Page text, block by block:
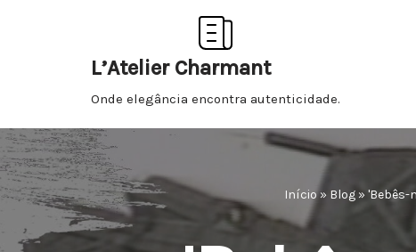
conteúdo
L’Atelier Charmant
Onde elegância encontra autenticidade.
Início» Blog» 'Bebês-